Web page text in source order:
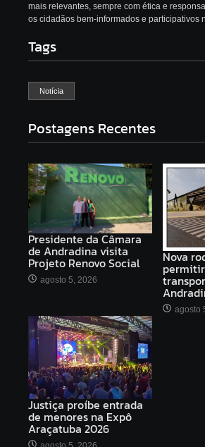
mais relevantes, sempre com ética e
os cidadãos bem-informados e participativos
Tags
Notícia
Postagens Recentes
Presidente da Câmara
de Andradina visita
Projeto Renovo Social
agosto 5, 2026
Nova
agosto
Justiça proíbe entrada
de menores na Expô
Araçatuba 2026